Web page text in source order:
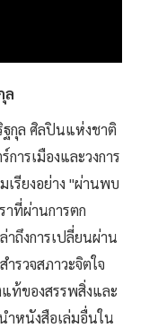
ล
ฐกุล ศิลปินแห่งชาติ
ารเมืองและวงการ
รียงอย่าง "ผ่านพบ
ที่ผ่านการตก
าถึงการเปลี่ยนผ่าน
รวจสภาวะจิตใจ
แท้ของสรรพสิ่งและ
ำหนังสือเล่มอื่นใน